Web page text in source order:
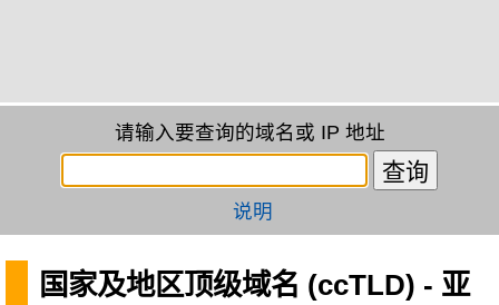
请输入要查询的域名或 IP 地址
说明
国家及地区顶级域名 (ccTLD) - 亚